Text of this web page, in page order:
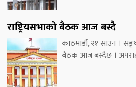
राष्ट्रियसभाको बैठक आज बस्दै
काठमाडौं, २१ साउन ।
बैठक आज बस्दैछ ।